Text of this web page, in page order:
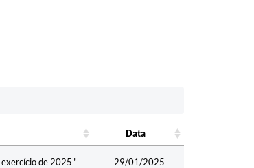
Data
de 2025" 29/01/2025